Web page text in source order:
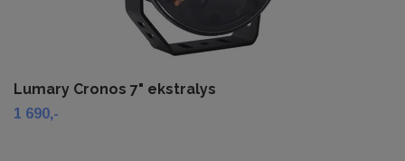
Lumary Cronos 7" ekstralys
1 690,-